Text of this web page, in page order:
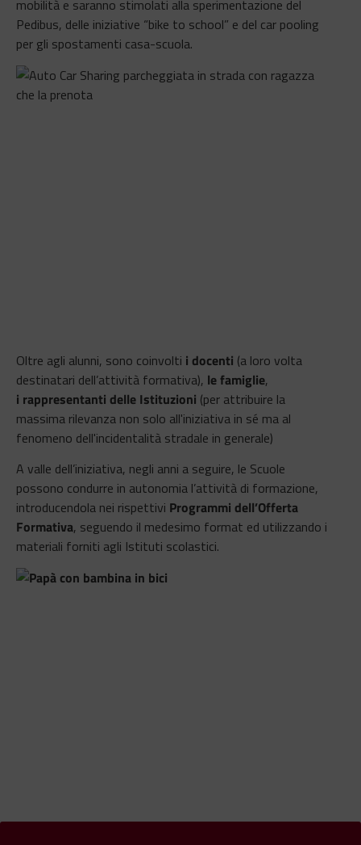
mobilità e saranno stimolati alla sperimentazione del
Pedibus, delle iniziative “bike to school” e del car pooling
per gli spostamenti casa-scuola.
Oltre agli alunni, sono coinvolti i docenti (a loro volta
destinatari dell’attività formativa), le famiglie,
i rappresentanti delle Istituzioni (per attribuire la
massima rilevanza non solo all'iniziativa in sé ma al
fenomeno dell'incidentalità stradale in generale)
A valle dell’iniziativa, negli anni a seguire, le Scuole
possono condurre in autonomia l’attività di formazione,
introducendola nei rispettivi Programmi dell’Offerta
Formativa, seguendo il medesimo format ed utilizzando i
materiali forniti agli Istituti scolastici.